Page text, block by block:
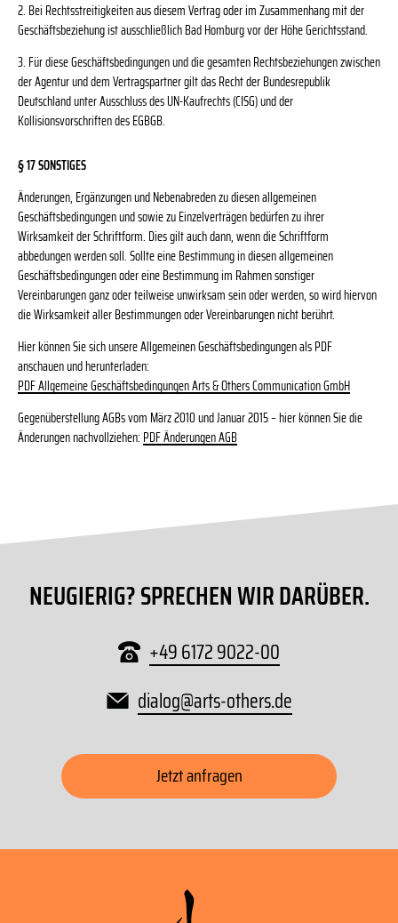
2. Bei Rechtsstreitigkeiten aus diesem Vertrag oder im Zusammenhang mit der
Geschäftsbeziehung ist ausschließlich Bad Homburg vor der Höhe Gerichtsstand.
3. Für diese Geschäftsbedingungen und die gesamten Rechtsbeziehungen zwischen
der Agentur und dem Vertragspartner gilt das Recht der Bundesrepublik
Deutschland unter Ausschluss des UN-Kaufrechts (CISG) und der
Kollisionsvorschriften des EGBGB.
§ 17 SONSTIGES
Änderungen, Ergänzungen und Nebenabreden zu diesen allgemeinen
Geschäftsbedingungen und sowie zu Einzelverträgen bedürfen zu ihrer
Wirksamkeit der Schriftform. Dies gilt auch dann, wenn die Schriftform
abbedungen werden soll. Sollte eine Bestimmung in diesen allgemeinen
Geschäftsbedingungen oder eine Bestimmung im Rahmen sonstiger
Vereinbarungen ganz oder teilweise unwirksam sein oder werden, so wird hiervon
die Wirksamkeit aller Bestimmungen oder Vereinbarungen nicht berührt.
Hier können Sie sich unsere Allgemeinen Geschäftsbedingungen als PDF
anschauen und herunterladen:
PDF Allgemeine Geschäftsbedingungen Arts & Others Communication GmbH
Gegenüberstellung AGBs vom März 2010 und Januar 2015 – hier können Sie die
Änderungen nachvollziehen: PDF Änderungen AGB
NEUGIERIG? SPRECHEN WIR DARÜBER.
+49 6172 9022-00
dialog@arts-others.de
Jetzt anfragen